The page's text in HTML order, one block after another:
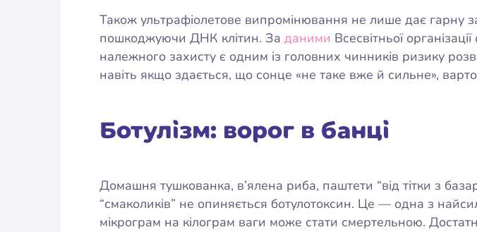
Також ультрафіолетове випромінювання не лише дає гарну
пошкоджуючи ДНК клітин. За даними Всесвітньої
належного захисту є одним із головних чинників ризику
навіть якщо здається, що сонце «не таке вже й сильне»,
Ботулізм: ворог в банці
Домашня тушкованка, в’ялена риба, паштети “від тітки з
“смаколиків” не опиняється ботулотоксин. Це — одна з
мікрограм на кілограм ваги може стати смертельною.